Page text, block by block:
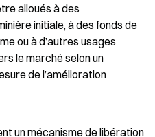
alloués à des
initiale, à des fonds de
ou à d’autres usages
le marché selon un
de l’amélioration
un mécanisme de libération